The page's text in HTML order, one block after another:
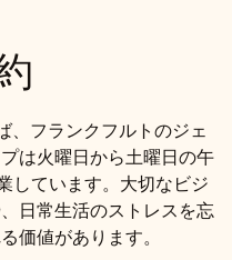
、フランクフルトのジェ
は火曜日から土曜日の午
しています。大切なビジ
日常生活のストレスを忘
価値があります。